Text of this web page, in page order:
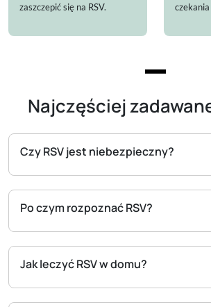
zaszczepić się na RSV.
Najczęściej
Czy RSV jest niebezpieczny?
Po czym rozpoznać RSV?
Jak leczyć RSV w domu?